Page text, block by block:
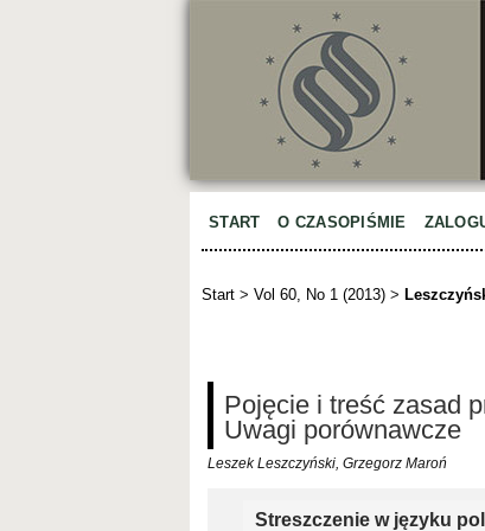
START O CZASOPIŚMIE
Start > Vol 60, No 1 (2013) >
Pojęcie i treść zasad
Uwagi porównawcze
Leszek Leszczyński, Grzegorz Maroń
Streszczenie w języku